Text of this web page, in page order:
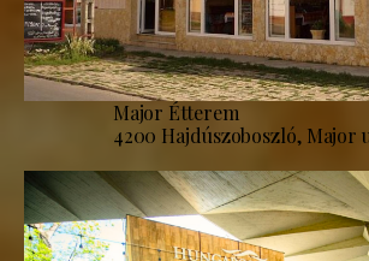
Major Étterem
4200 Hajdúszoboszló, Major